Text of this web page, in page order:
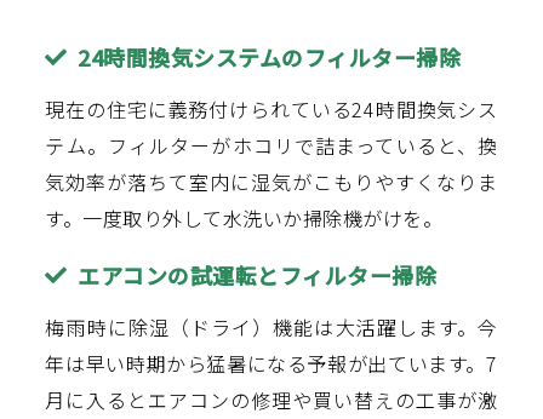
24時間換気システムのフィルター掃除
現在の住宅に義務付けられている24時間換気シス
テム。フィルターがホコリで詰まっていると、換
気効率が落ちて室内に湿気がこもりやすくなりま
す。一度取り外して水洗いか掃除機がけを。
エアコンの試運転とフィルター掃除
梅雨時に除湿（ドライ）機能は大活躍します。今
年は早い時期から猛暑になる予報が出ています。7
月に入るとエアコンの修理や買い替えの工事が激